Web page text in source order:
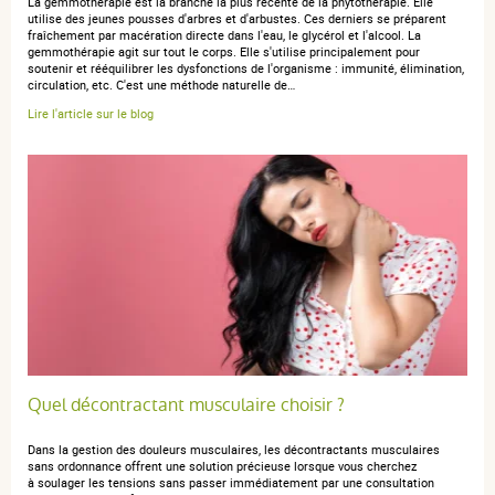
anonymous a.publié le 24 août 2024 suite à une commande du
12 août 2024
5 / 5
TRES BIEN
publié le 27 octobre 2023 suite à une commande
très efficace et rapide contre les crampes nocturnes au
niveau des jambes
utilise des jeunes pousses d'arbres et d'arbustes. Ces derniers se préparent
fraîchement par macération directe dans l'eau, le glycérol et l'alcool. La
gemmothérapie agit sur tout le corps. Elle s'utilise principalement pour
soutenir et rééquilibrer les dysfonctions de l'organisme : immunité, élimination,
circulation, etc. C'est une méthode naturelle de…
Lire l'article sur le blog
Quel décontractant musculaire choisir ?
Dans la gestion des douleurs musculaires, les décontractants musculaires
sans ordonnance offrent une solution précieuse lorsque vous cherchez
à soulager les tensions sans passer immédiatement par une consultation